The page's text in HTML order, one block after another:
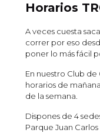
Horarios
A veces cuesta
correr por eso
poner lo más fácil
En nuestro Club
horarios de
de la semana.
Dispones de 4
Parque Juan